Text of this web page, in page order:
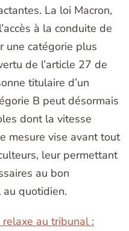
La loi Macron,
à la conduite de
une catégorie plus
de l’article 27 de
titulaire d’un
B peut désormais
dont la vitesse
mesure vise avant tout
leur permettant
au bon
quotidien.
au tribunal :